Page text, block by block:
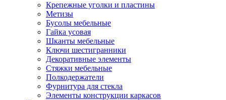
Крепежные уголки и пластины
Метизы
Бусолы мебельные
Гайка усовая
Шканты мебельные
Ключи шестигранники
Декоративные элементы
Стяжки мебельные
Полкодержатели
Фурнитура для стекла
Элементы конструкции каркасов